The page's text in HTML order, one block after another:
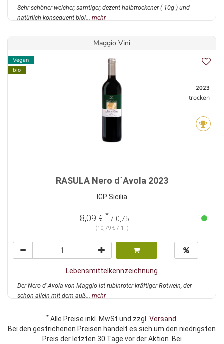
Sehr schöner weicher, samtiger, dezent halbtrockener ( 10g ) und
natürlich konsequent biol... mehr
Maggio Vini
Vegan
bio
2023
trocken
RASULA Nero d´Avola 2023
IGP Sicilia
8,09 € * / 0,75l
(10,79 € / 1 l)
Lebensmittelkennzeichnung
Der Nero d´Avola von Maggio ist rubinroter kräftiger Rotwein, der
schon allein mit dem auß... mehr
*Alle Preise inkl. MwSt und zzgl. Versand.
Bei den gestrichenen Preisen handelt es sich um den niedrigsten
Preis der letzten 30 Tage vor der Aktion. Bei